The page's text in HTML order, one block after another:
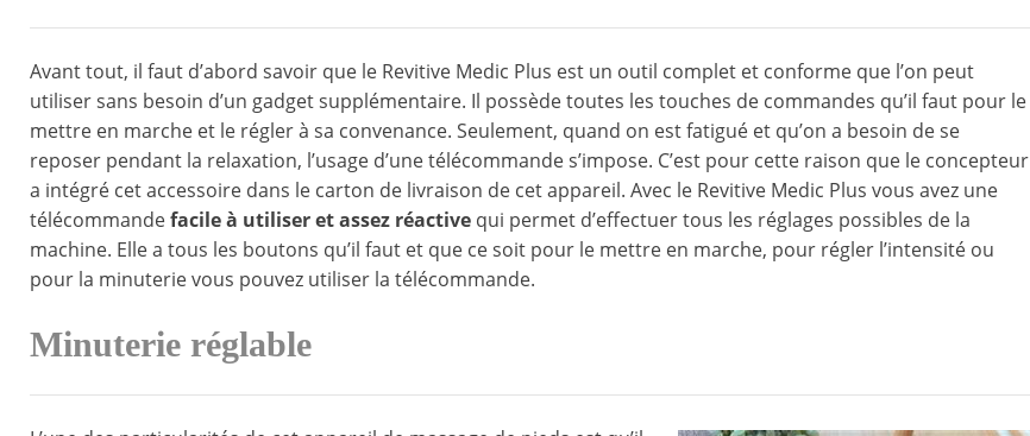
Avant tout, il faut d’abord savoir que le Revitive Medic Plus est un outil complet et conforme que l’on peut
utiliser sans besoin d’un gadget supplémentaire. Il possède toutes les touches de commandes qu’il faut pour le
mettre en marche et le régler à sa convenance. Seulement, quand on est fatigué et qu’on a besoin de se
reposer pendant la relaxation, l’usage d’une télécommande s’impose. C’est pour cette raison que le concepteur
a intégré cet accessoire dans le carton de livraison de cet appareil. Avec le Revitive Medic Plus vous avez une
télécommandefacile à utiliser et assez réactive qui permet d’effectuer tous les réglages possibles de la
machine. Elle a tous les boutons qu’il faut et que ce soit pour le mettre en marche, pour régler l’intensité ou
pour la minuterie vous pouvez utiliser la télécommande.
Minuterie réglable